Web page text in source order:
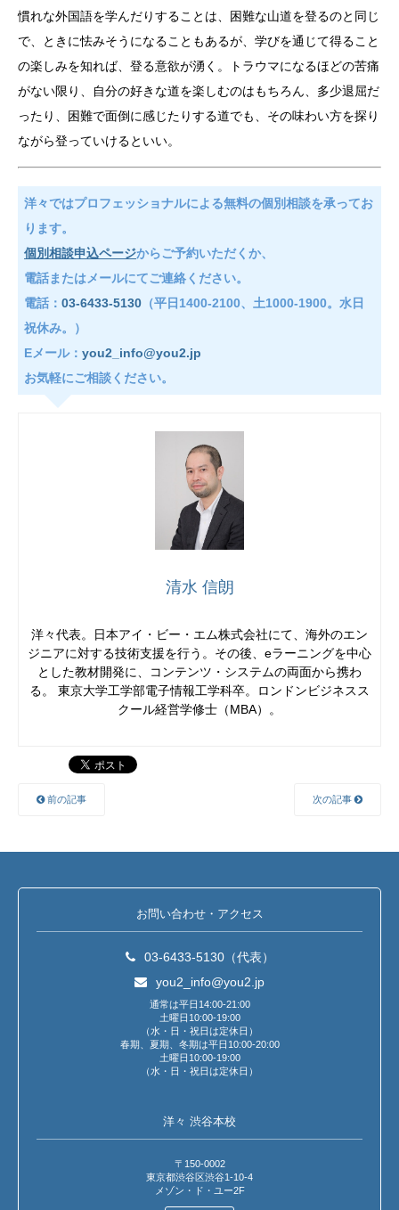
慣れな外国語を学んだりすることは、困難な山道を登るのと同じ
で、ときに怯みそうになることもあるが、学びを通じて得ること
の楽しみを知れば、登る意欲が湧く。トラウマになるほどの苦痛
がない限り、自分の好きな道を楽しむのはもちろん、多少退屈だ
ったり、困難で面倒に感じたりする道でも、その味わい方を探り
ながら登っていけるといい。
洋々ではプロフェッショナルによる無料の個別相談を承ってお
ります。
個別相談申込ページからご予約いただくか、
電話またはメールにてご連絡ください。
電話： 03-6433-5130 （平日1400-2100、土1000-1900。水日
祝休み。）
Eメール： you2_info@you2.jp
お気軽にご相談ください。
清水 信朗
洋々代表。日本アイ・ビー・エム株式会社にて、海外のエン
ジニアに対する技術支援を行う。その後、eラーニングを中心
とした教材開発に、コンテンツ・システムの両面から携わ
る。 東京大学工学部電子情報工学科卒。ロンドンビジネスス
クール経営学修士（MBA）。
前の記事 次の記事
お問い合わせ・アクセス
03-6433-5130（代表）
you2_info@you2.jp
通常は平日14:00-21:00
土曜日10:00-19:00
（水・日・祝日は定休日）
春期、夏期、冬期は平日10:00-20:00
土曜日10:00-19:00
（水・日・祝日は定休日）
洋々 渋谷本校
〒150-0002
東京都渋谷区渋谷1-10-4
メゾン・ド・ユー2F